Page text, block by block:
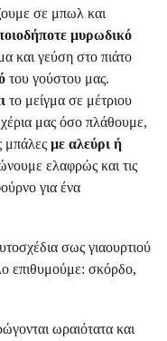
σε μπωλ και
μυρωδικό
και γεύση στο πιάτο
του γούστου μας.
το μείγμα σε μέτριου
μας όσο πλάθουμε,
μπάλες με αλεύρι ή
ελαφρώς και τις
για ένα
σως γιαουρτιού
επιθυμούμε: σκόρδο,
ωραιότατα και